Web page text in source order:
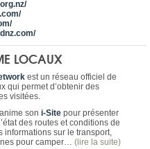
LOCAUX
est un réseau officiel de
qui permet d’obtenir des
visitées.
son i-Site pour présenter
des routes et conditions de
informations sur le transport,
pour camper… (lire la suite)